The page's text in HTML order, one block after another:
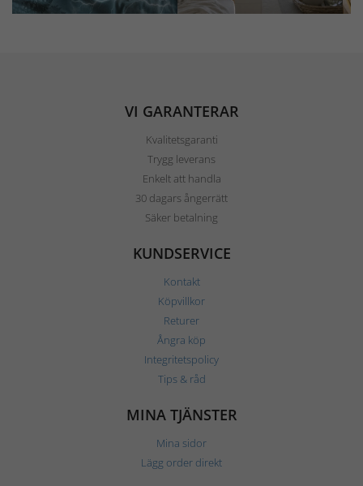
VI GARANTERAR
Kvalitetsgaranti
Trygg leverans
Enkelt att handla
30 dagars ångerrätt
Säker betalning
KUNDSERVICE
Kontakt
Köpvillkor
Returer
Ångra köp
Integritetspolicy
Tips & råd
MINA TJÄNSTER
Mina sidor
Lägg order direkt